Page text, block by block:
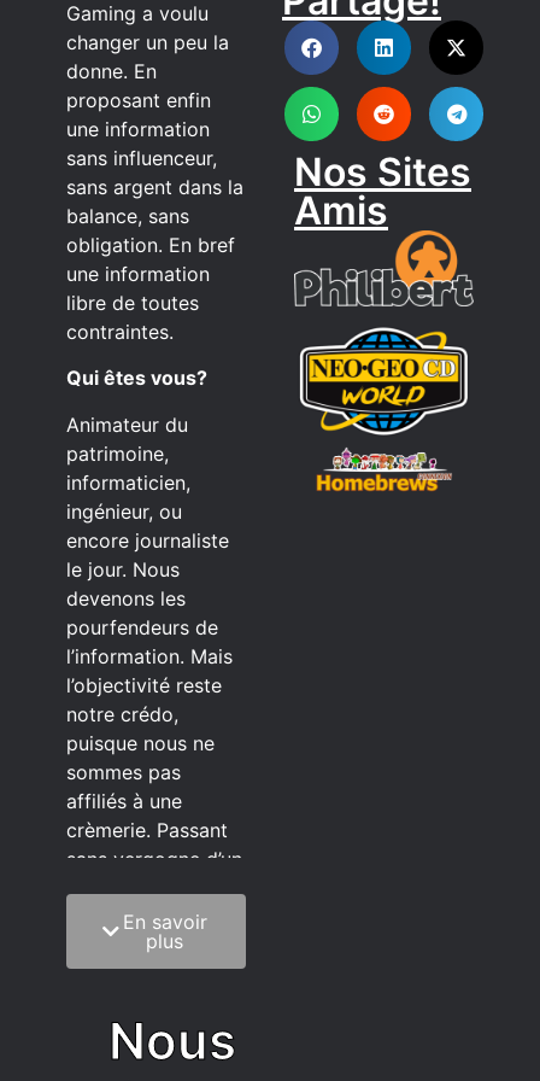
Gaming a voulu
changer un peu la
donne. En
proposant enfin
une information
sans influenceur,
sans argent dans la
balance, sans
obligation. En bref
une information
libre de toutes
contraintes.
Qui êtes vous?
Animateur du
patrimoine,
informaticien,
ingénieur, ou
encore journaliste
le jour. Nous
devenons les
pourfendeurs de
l’information. Mais
l’objectivité reste
notre crédo,
puisque nous ne
sommes pas
affiliés à une
crèmerie. Passant
sans vergogne d’un
C’est quoi notre
méthode?
sagesse de la
vieillesse à une
En savoir
plus
Nous
DISCORD
Nos Sites
Amis